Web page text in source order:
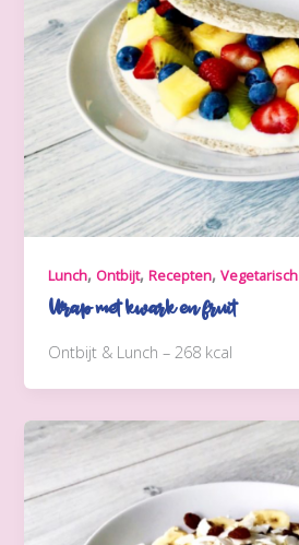
Lunch, Ontbijt,Recepten,Vegetarisch
Wrap met kwark en fruit
Ontbijt & Lunch – 268 kcal